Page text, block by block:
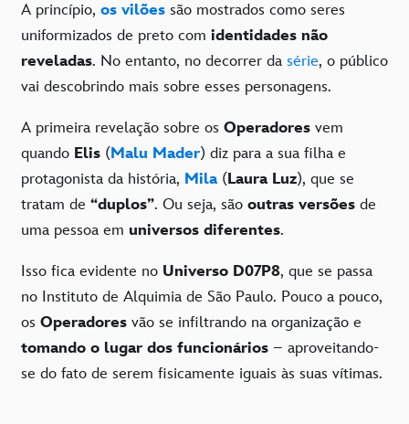
A princípio, os vilões são mostrados como seres
uniformizados de preto com identidades não
reveladas. No entanto, no decorrer da série, o público
vai descobrindo mais sobre esses personagens.
A primeira revelação sobre os Operadores vem
quando Elis (Malu Mader) diz para a sua filha e
protagonista da história, Mila(Laura Luz), que se
tratam de “duplos”. Ou seja, são outras versões de
uma pessoa em universos diferentes.
Isso fica evidente no Universo D07P8, que se passa
no Instituto de Alquimia de São Paulo. Pouco a pouco,
os Operadores vão se infiltrando na organização e
tomando o lugar dos funcionários – aproveitando-
se do fato de serem fisicamente iguais às suas vítimas.